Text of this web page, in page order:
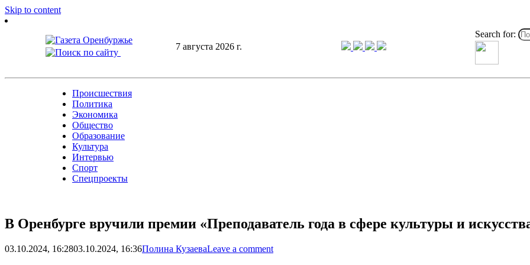
Skip to content
7 августа 2026 г.
Search for:
Происшествия
Политика
Экономика
Общество
Образование
Культура
Интервью
Спорт
Спецпроекты
В Оренбурге вручили премии «Преподаватель года в сфере культуры и
03.10.2024, 16:2803.10.2024, 16:36Полина КузаеваLeave a comment